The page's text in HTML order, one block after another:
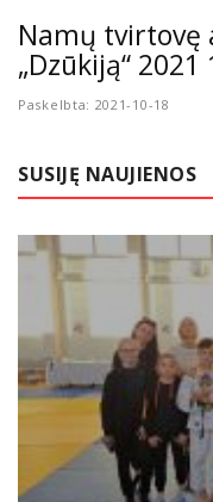
Namų tvirtovę
„Dzūkiją“ 2021
Paskelbta: 2021-10-18
SUSIJĘ NAUJIENOS